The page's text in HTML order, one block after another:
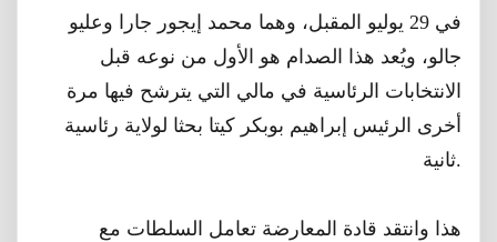
في 29 يوليو المقبل، وهما محمد إيجور جارا وعليو
جالو، ويُعد هذا الصدام هو الأول من نوعه قبل
الانتخابات الرئاسية في مالي التي يترشح فيها مرة
أخرى الرئيس إبراهيم بوبكر كيتا بحثا لولاية رئاسية
ثانية.
هذا ﻭﺍﻧﺘﻘﺪ ﻗﺎﺩﺓ ﺍﻟﻤﻌﺎﺭﺿﺔ ﺗﻌﺎﻣﻞ ﺍﻟﺴﻠﻄﺎﺕ ﻣﻊ